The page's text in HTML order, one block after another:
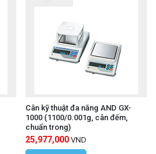
Cân kỹ thuật đa năng AND GX-
1000 (1100/0.001g, cân đếm,
chuẩn trong)
25,977,000 VND